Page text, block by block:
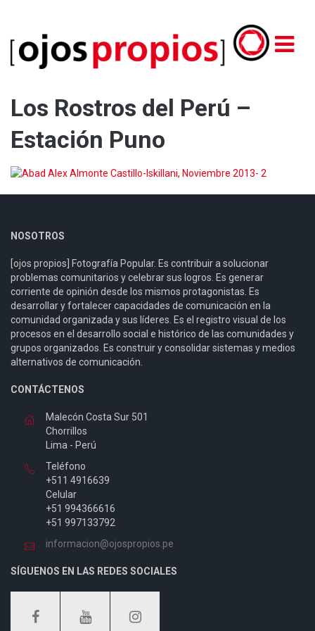
Los Rostros del Perú –
Estación Puno
NOSOTROS
[ojos propios] Fotografía Popular. Es contribuir a solucionar
problemas comunitarios y celebrar sus logros. Es generar
corriente de opinión desde los mismos protagonistas. Es
desarrollar y fortalecer capacidades de comunicación en la
comunidad organizada y sus líderes. Es el registro visual de los
procesos en el desarrollo social e histórico de las comunidades y
grupos organizados. Es construir y consolidar sistemas y medios
alternativos de comunicación.
CONTÁCTENOS
Malecón Costa Sur 501
Chorrillos
Lima - Perú
Teléfono
+511 4916639
Celular
+51 994366616
+51 997133792
informacion@ojospropios.pe
SÍGUENOS EN LAS REDES SOCIALES